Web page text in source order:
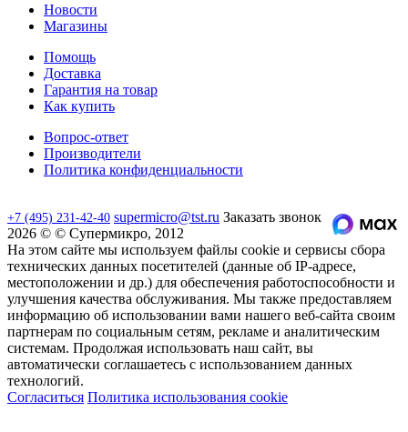
Новости
Магазины
Помощь
Доставка
Гарантия на товар
Как купить
Вопрос-ответ
Производители
Политика конфиденциальности
+7 (495) 231-42-40 supermicro@tst.ru Заказать звонок
2026 © © Супермикро, 2012
На этом сайте мы используем файлы cookie и сервисы сбора
технических данных посетителей (данные об IP-адресе,
местоположении и др.) для обеспечения работоспособности и
улучшения качества обслуживания. Мы также предоставляем
информацию об использовании вами нашего веб-сайта своим
партнерам по социальным сетям, рекламе и аналитическим
системам. Продолжая использовать наш сайт, вы
автоматически соглашаетесь с использованием данных
технологий.
Согласиться Политика использования cookie